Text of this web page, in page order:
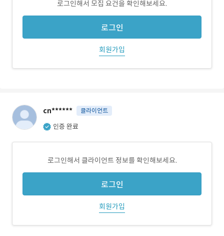
로그인해서 모집 요건을 확인해보세요.
로그인
회원가입
cn****** 클라이언트
인증 완료
로그인해서 클라이언트 정보를 확인해보세요.
로그인
회원가입